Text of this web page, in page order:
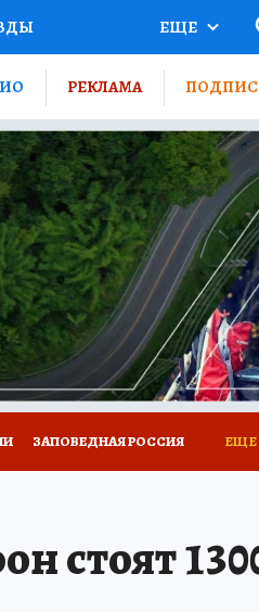
РОССИИ
РАДИО КП
ЕЩЕ
РЕКЛАМА
ЗАПОВЕДНАЯ РОССИЯ ЕЩЕ
стоят